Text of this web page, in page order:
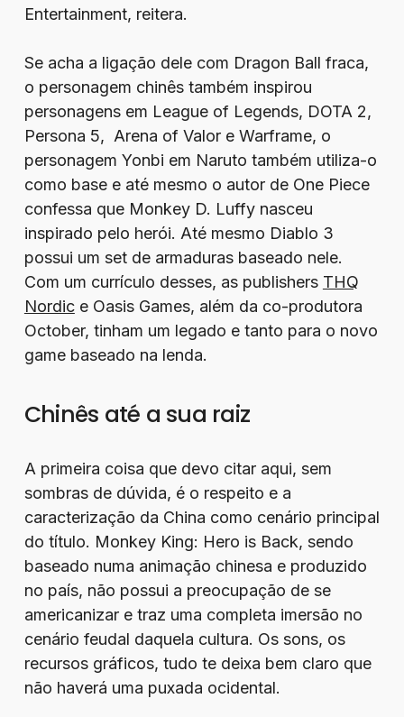
Entertainment, reitera.
Se acha a ligação dele com Dragon Ball fraca,
o personagem chinês também inspirou
personagens em League of Legends, DOTA 2,
Persona 5, Arena of Valor e Warframe, o
personagem Yonbi em Naruto também utiliza-o
como base e até mesmo o autor de One Piece
confessa que Monkey D. Luffy nasceu
inspirado pelo herói. Até mesmo Diablo 3
possui um set de armaduras baseado nele.
Com um currículo desses, as publishers THQ
Nordice Oasis Games, além da co-produtora
October, tinham um legado e tanto para o novo
game baseado na lenda.
Chinês até a sua raiz
A primeira coisa que devo citar aqui, sem
sombras de dúvida, é o respeito e a
caracterização da China como cenário principal
do título. Monkey King: Hero is Back, sendo
baseado numa animação chinesa e produzido
no país, não possui a preocupação de se
americanizar e traz uma completa imersão no
cenário feudal daquela cultura. Os sons, os
recursos gráficos, tudo te deixa bem claro que
não haverá uma puxada ocidental.